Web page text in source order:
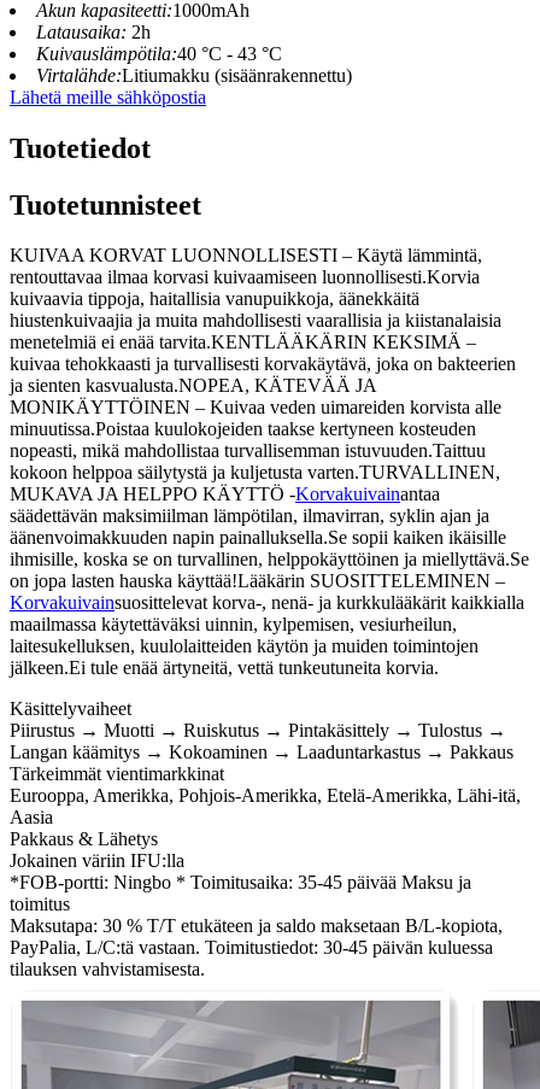
Akun kapasiteetti:1000mAh
Latausaika: 2h
Kuivauslämpötila:40 °C - 43 °C
Virtalähde:Litiumakku (sisäänrakennettu)
Lähetä meille sähköpostia
Tuotetiedot
Tuotetunnisteet
KUIVAA KORVAT LUONNOLLISESTI – Käytä lämmintä,
rentouttavaa ilmaa korvasi kuivaamiseen luonnollisesti.Korvia
kuivaavia tippoja, haitallisia vanupuikkoja, äänekkäitä
hiustenkuivaajia ja muita mahdollisesti vaarallisia ja kiistanalaisia ​​
menetelmiä ei enää tarvita.KENTLÄÄKÄRIN KEKSIMÄ –
kuivaa tehokkaasti ja turvallisesti korvakäytävä, joka on bakteerien
ja sienten kasvualusta.NOPEA, KÄTEVÄÄ JA
MONIKÄYTTÖINEN – Kuivaa veden uimareiden korvista alle
minuutissa.Poistaa kuulokojeiden taakse kertyneen kosteuden
nopeasti, mikä mahdollistaa turvallisemman istuvuuden.Taittuu
kokoon helppoa säilytystä ja kuljetusta varten.TURVALLINEN,
MUKAVA JA HELPPO KÄYTTÖ -Korvakuivainantaa
säädettävän maksimiilman lämpötilan, ilmavirran, syklin ajan ja
äänenvoimakkuuden napin painalluksella.Se sopii kaiken ikäisille
ihmisille, koska se on turvallinen, helppokäyttöinen ja miellyttävä.Se
on jopa lasten hauska käyttää!Lääkärin SUOSITTELEMINEN –
Korvakuivainsuosittelevat korva-, nenä- ja kurkkulääkärit kaikkialla
maailmassa käytettäväksi uinnin, kylpemisen, vesiurheilun,
laitesukelluksen, kuulolaitteiden käytön ja muiden toimintojen
jälkeen.Ei tule enää ärtyneitä, vettä tunkeutuneita korvia.
Käsittelyvaiheet
Piirustus → Muotti → Ruiskutus → Pintakäsittely → Tulostus →
Langan käämitys → Kokoaminen → Laaduntarkastus → Pakkaus
Tärkeimmät vientimarkkinat
Eurooppa, Amerikka, Pohjois-Amerikka, Etelä-Amerikka, Lähi-itä,
Aasia
Pakkaus & Lähetys
Jokainen väriin IFU:lla
*FOB-portti: Ningbo * Toimitusaika: 35-45 päivää Maksu ja
toimitus
Maksutapa: 30 % T/T etukäteen ja saldo maksetaan B/L-kopiota,
PayPalia, L/C:tä vastaan. Toimitustiedot: 30-45 päivän kuluessa
tilauksen vahvistamisesta.